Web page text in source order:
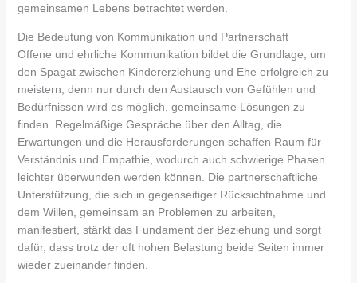
gemeinsamen Lebens betrachtet werden.
Die Bedeutung von Kommunikation und Partnerschaft
Offene und ehrliche Kommunikation bildet die Grundlage, um
den Spagat zwischen Kindererziehung und Ehe erfolgreich zu
meistern, denn nur durch den Austausch von Gefühlen und
Bedürfnissen wird es möglich, gemeinsame Lösungen zu
finden. Regelmäßige Gespräche über den Alltag, die
Erwartungen und die Herausforderungen schaffen Raum für
Verständnis und Empathie, wodurch auch schwierige Phasen
leichter überwunden werden können. Die partnerschaftliche
Unterstützung, die sich in gegenseitiger Rücksichtnahme und
dem Willen, gemeinsam an Problemen zu arbeiten,
manifestiert, stärkt das Fundament der Beziehung und sorgt
dafür, dass trotz der oft hohen Belastung beide Seiten immer
wieder zueinander finden.